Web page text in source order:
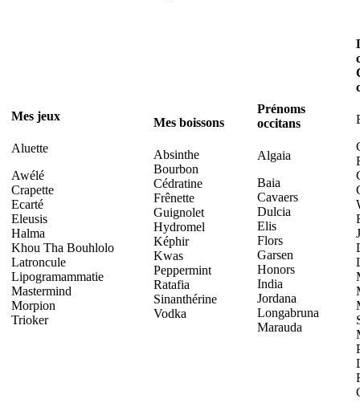
Mes jeux
Aluette
Awélé
Crapette
Ecarté
Eleusis
Halma
Khou Tha Bouhlolo
Latroncule
Lipogramammatie
Mastermind
Morpion
Trioker
Mes boissons
Absinthe
Bourbon
Cédratine
Frênette
Guignolet
Hydromel
Képhir
Kwas
Peppermint
Ratafia
Sinanthérine
Vodka
Prénoms
occitans
Algaia
Baia
Cavaers
Dulcia
Elis
Flors
Garsen
Honors
India
Jordana
Longabruna
Marauda